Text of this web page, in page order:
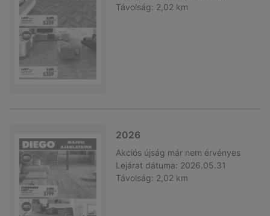
Távolság: 2,02 km
2026
Akciós újság már nem érvényes
Lejárat dátuma: 2026.05.31
Távolság: 2,02 km